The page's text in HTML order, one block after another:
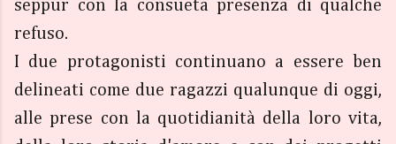
seppur con la consueta presenza di qualche
refuso.
I due protagonisti continuano a essere ben
delineati come due ragazzi qualunque di oggi,
alle prese con la quotidianità della loro vita,